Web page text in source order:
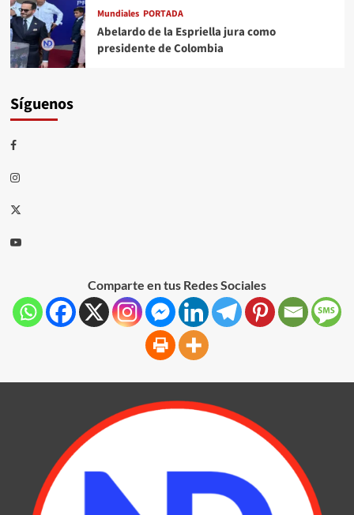
Mundiales PORTADA
Abelardo de la Espriella jura como
presidente de Colombia
Síguenos
Comparte en tus Redes Sociales